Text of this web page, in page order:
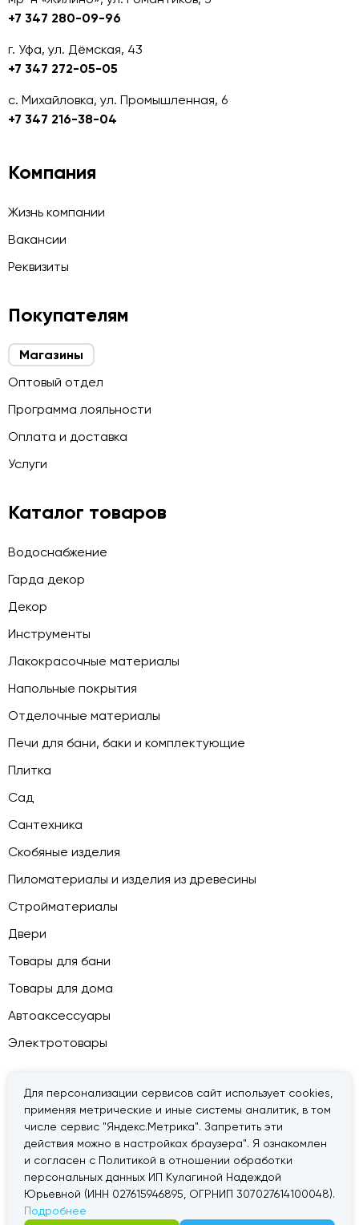
Для персонализации сервисов сайт использует cookies,
применяя метрические и иные системы аналитик, в том
числе сервис "Яндекс.Метрика". Запретить эти
действия можно в настройках браузера". Я ознакомлен
и согласен с Политикой в отношении обработки
персональных данных ИП Кулагиной Надеждой
Юрьевной (ИНН 027615946895, ОГРНИП 307027614100048).
Подробнее
+7 347 280-09-96
г. Уфа, ул. Дёмская, 43
+7 347 272-05-05
с. Михайловка, ул. Промышленная, 6
+7 347 216-38-04
Компания
Жизнь компании
Вакансии
Реквизиты
Покупателям
Магазины
Оптовый отдел
Программа лояльности
Оплата и доставка
Услуги
Каталог товаров
Водоснабжение
Гарда декор
Декор
Инструменты
Лакокрасочные материалы
Напольные покрытия
Отделочные материалы
Печи для бани, баки и комплектующие
Плитка
Сад
Сантехника
Скобяные изделия
Пиломатериалы и изделия из древесины
Стройматериалы
Двери
Товары для бани
Товары для дома
Автоаксессуары
Электротовары
© 2026 — «Дачник».Правовая информация